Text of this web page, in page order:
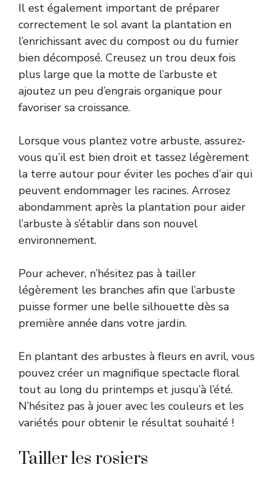
Il est également important de préparer
correctement le sol avant la plantation en
l’enrichissant avec du compost ou du fumier
bien décomposé. Creusez un trou deux fois
plus large que la motte de l’arbuste et
ajoutez un peu d’engrais organique pour
favoriser sa croissance.
Lorsque vous plantez votre arbuste, assurez-
vous qu’il est bien droit et tassez légèrement
la terre autour pour éviter les poches d’air qui
peuvent endommager les racines. Arrosez
abondamment après la plantation pour aider
l’arbuste à s’établir dans son nouvel
environnement.
Pour achever, n’hésitez pas à tailler
légèrement les branches afin que l’arbuste
puisse former une belle silhouette dès sa
première année dans votre jardin.
En plantant des arbustes à fleurs en avril, vous
pouvez créer un magnifique spectacle floral
tout au long du printemps et jusqu’à l’été.
N’hésitez pas à jouer avec les couleurs et les
variétés pour obtenir le résultat souhaité !
Tailler les rosiers